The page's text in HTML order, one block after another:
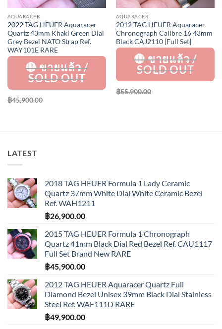
AQUARACER
2022 TAG HEUER Aquaracer
Quartz 43mm Khaki Green Dial
Grey Bezel NATO Strap Ref.
WAY101E RARE
฿45,900.00
AQUARACER
2012 TAG HEUER Aquaracer
Chronograph Calibre 16 43mm
Black CAJ2110 [Full Set]
฿55,900.00
LATEST
2018 TAG HEUER Formula 1 Lady Ceramic
Quartz 37mm White Dial White Ceramic Bezel
Ref. WAH1211
฿26,900.00
2015 TAG HEUER Formula 1 Chronograph
Quartz 41mm Black Dial Red Bezel Ref. CAU1117
Full Set Brand New RARE
฿45,900.00
2012 TAG HEUER Aquaracer Quartz Full
Diamond Bezel Unisex 39mm Black Dial Stainless
Steel Ref. WAF111D RARE
฿49,900.00